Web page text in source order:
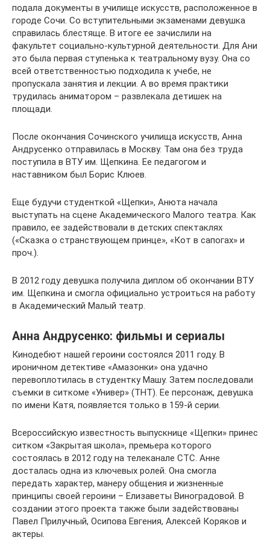
подала документы в училище искусств, расположенное в
городе Сочи. Со вступительными экзаменами девушка
справилась блестяще. В итоге ее зачислили на
факультет социально-культурной деятельности. Для Ани
это была первая ступенька к театральному вузу. Она со
всей ответственностью подходила к учебе, не
пропускала занятия и лекции. А во время практики
трудилась аниматором – развлекала детишек на
площади.
После окончания Сочинского училища искусств, Анна
Андрусенко отправилась в Москву. Там она без труда
поступила в ВТУ им. Щепкина. Ее педагогом и
наставником был Борис Клюев.
Еще будучи студенткой «Щепки», Анюта начала
выступать на сцене Академического Малого театра. Как
правило, ее задействовали в детских спектаклях
(«Сказка о странствующем принце», «Кот в сапогах» и
проч.).
В 2012 году девушка получила диплом об окончании ВТУ
им. Щепкина и смогла официально устроиться на работу
в Академический Малый театр.
Анна Андрусенко: фильмы и сериалы
Кинодебют нашей героини состоялся 2011 году. В
ироничном детективе «Амазонки» она удачно
перевоплотилась в студентку Машу. Затем последовали
съемки в ситкоме «Универ» (ТНТ). Ее персонаж, девушка
по имени Катя, появляется только в 159-й серии.
Всероссийскую известность выпускнице «Щепки» принес
ситком «Закрытая школа», премьера которого
состоялась в 2012 году на телеканале СТС. Анне
досталась одна из ключевых ролей. Она смогла
передать характер, манеру общения и жизненные
принципы своей героини – Елизаветы Виноградовой. В
создании этого проекта также были задействованы
Павел Прилучный, Осипова Евгения, Алексей Коряков и
актеры.